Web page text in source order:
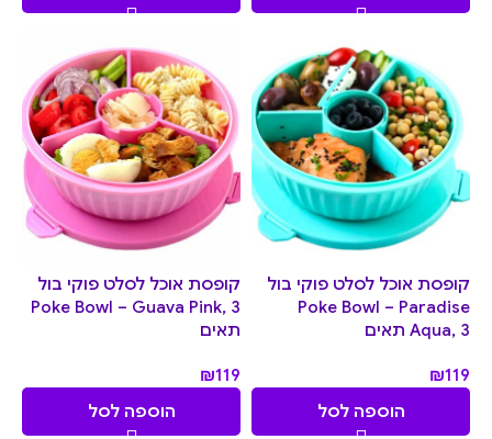
קופסת אוכל לסלט פוקי בול
Poke Bowl – Paradise
Aqua, 3 תאים
₪119
הוספה לסל
קופסת אוכל לסלט פוקי בול
Poke Bowl – Guava Pink, 3
תאים
₪119
הוספה לסל